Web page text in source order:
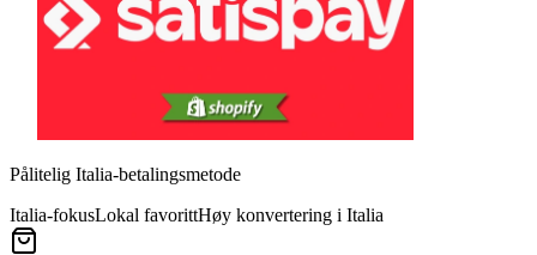
Pålitelig Italia-betalingsmetode
Italia-fokusLokal favorittHøy konvertering i Italia